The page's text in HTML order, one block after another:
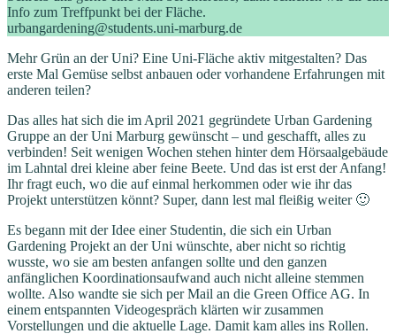
Info zum Treffpunkt bei der Fläche.
urbangardening@students.uni-marburg.de
Mehr Grün an der Uni? Eine Uni-Fläche aktiv mitgestalten? Das
erste Mal Gemüse selbst anbauen oder vorhandene Erfahrungen mit
anderen teilen?
Das alles hat sich die im April 2021 gegründete Urban Gardening
Gruppe an der Uni Marburg gewünscht – und geschafft, alles zu
verbinden! Seit wenigen Wochen stehen hinter dem Hörsaalgebäude
im Lahntal drei kleine aber feine Beete. Und das ist erst der Anfang!
Ihr fragt euch, wo die auf einmal herkommen oder wie ihr das
Projekt unterstützen könnt? Super, dann lest mal fleißig weiter 🙂
Es begann mit der Idee einer Studentin, die sich ein Urban
Gardening Projekt an der Uni wünschte, aber nicht so richtig
wusste, wo sie am besten anfangen sollte und den ganzen
anfänglichen Koordinationsaufwand auch nicht alleine stemmen
wollte. Also wandte sie sich per Mail an die Green Office AG. In
einem entspannten Videogespräch klärten wir zusammen
Vorstellungen und die aktuelle Lage. Damit kam alles ins Rollen.